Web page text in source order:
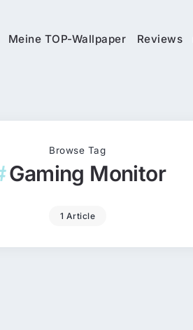
Meine TOP-Wallpaper Reviews
Browse Tag
Gaming Monitor
1 Article